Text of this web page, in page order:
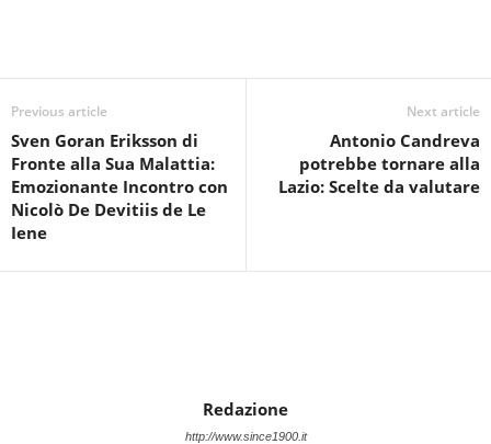
Previous article
Sven Goran Eriksson di
Fronte alla Sua Malattia:
Emozionante Incontro con
Nicolò De Devitiis de Le
Iene
Next article
Antonio Candreva
potrebbe tornare alla
Lazio: Scelte da valutare
Redazione
http://www.since1900.it